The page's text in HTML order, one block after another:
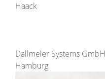
Haack
Dallmeier Systems GmbH
Hamburg